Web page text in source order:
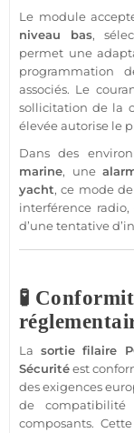
Le module
niveau bas,
permet une
programmation
associés. Le
sollicitation de la
élevée autorise le
Dans des
marine, une
yacht, ce mode de
interférence
d’une tentative
🧪
La sortie filaire
Sécuritéest
des exigences
de compatibilité
composants.